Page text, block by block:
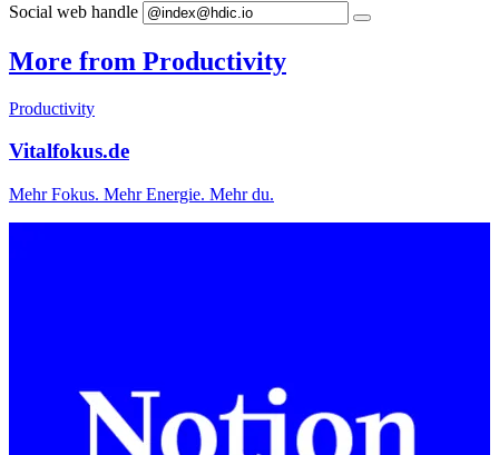
Social web handle
More from Productivity
Productivity
Vitalfokus.de
Mehr Fokus. Mehr Energie. Mehr du.